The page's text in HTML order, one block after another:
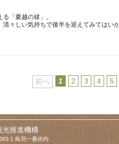
「夏越の祓」。
前へ 1 2 3 4 5
光推進機構
1 鳥羽一番街内